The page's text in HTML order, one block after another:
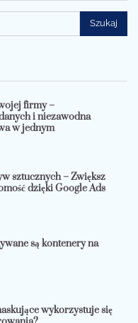
firmy –
i niezawodna
w jednym
sztucznych – Zwiększ
dzięki Google Ads
są kontenery na
wykorzystuje się